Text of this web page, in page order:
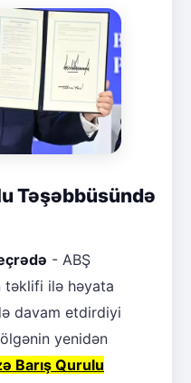
Təşəbbüsündə
- ABŞ
təklifi ilə həyata
davam etdirdiyi
yenidən
Barış Qurulu